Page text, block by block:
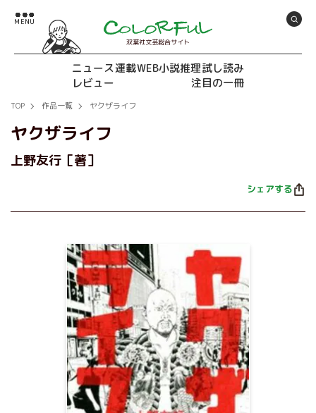
双葉社文芸総合サイト
ニュース連載WEB小説推理試し読み
レビュー
注目の一冊
TOP 作品一覧 ヤクザライフ
ヤクザライフ
上野友行［著］
シェアする